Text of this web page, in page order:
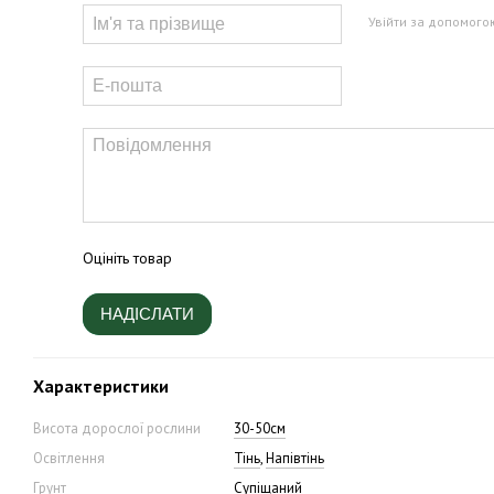
Увійти за
Оцініть товар
НАДІСЛАТИ
Характеристики
Висота дорослої рослини
30-50см
Освітлення
Тінь,Напівтінь
Грунт
Супіщаний